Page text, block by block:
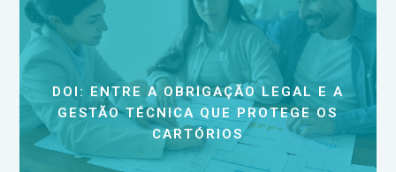
DOI: ENTRE A OBRIGAÇÃO LEGAL E A
GESTÃO TÉCNICA QUE PROTEGE OS
CARTÓRIOS